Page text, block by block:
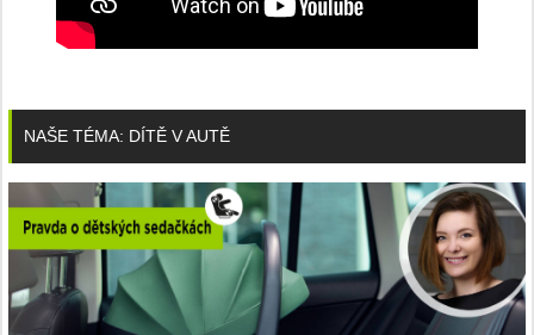
NAŠE TÉMA: DÍTĚ V AUTĚ